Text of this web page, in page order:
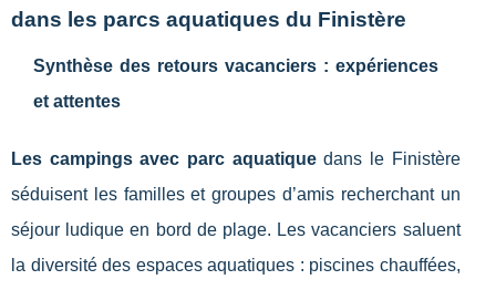
dans les parcs aquatiques du Finistère
Synthèse des retours vacanciers : expériences
et attentes
Les campings avec parc aquatiquedans le Finistère
séduisent les familles et groupes d’amis recherchant un
séjour ludique en bord de plage. Les vacanciers saluent
la diversité des espaces aquatiques : piscines chauffées,